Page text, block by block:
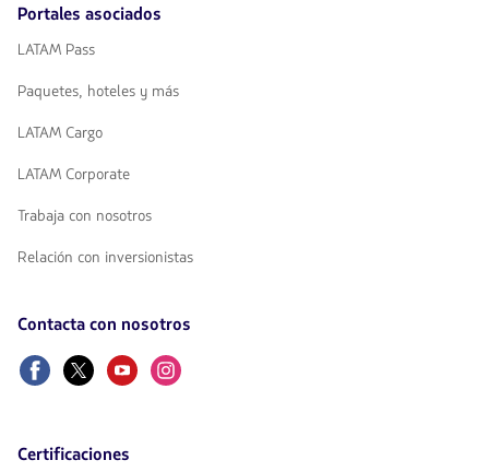
Portales asociados
LATAM Pass
Paquetes, hoteles y más
LATAM Cargo
LATAM Corporate
Trabaja con nosotros
Relación con inversionistas
Contacta con nosotros
FacebookTwitterYoutubeInstagram
Certificaciones